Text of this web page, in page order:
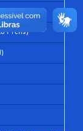
Prefis)